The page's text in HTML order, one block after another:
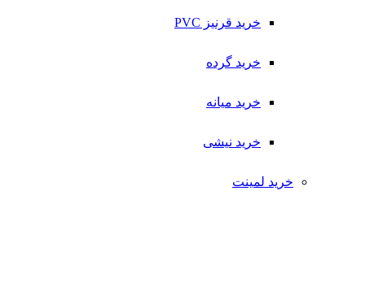
خرید قرنیز PVC
خرید گرده
خرید میانه
خرید نیشی
خرید لمینت